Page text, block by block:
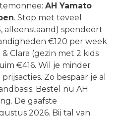
AH Yamato
. Stop met teveel
alleenstaand) spendeert
€120 per week
Clara (gezin met 2 kids
€416. Wil je minder
Zo bespaar je al
Bestel nu AH
De gaafste
2026. Bij tal van